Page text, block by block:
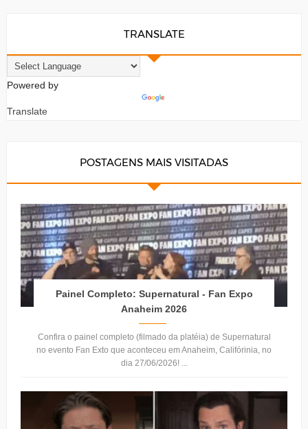
TRANSLATE
Powered by
Translate
POSTAGENS MAIS VISITADAS
Painel Completo: Supernatural - Fan Expo
Anaheim 2026
Confira o painel completo (filmado da platéia) de Supernatural
no evento Fan Exto que aconteceu em Anaheim, Califórinia, no
dia 27/06/2026! ...